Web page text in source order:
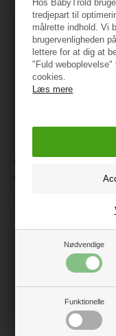
Hos BabyTrold
tredjepart til
målrette indhold. Vi
brugervenligheden
lettere for at dig at
"Fuld
cookies.
Læs mere
Nødvendige
Funktionelle
Hjelm Skurb Kid, white
M
361,95